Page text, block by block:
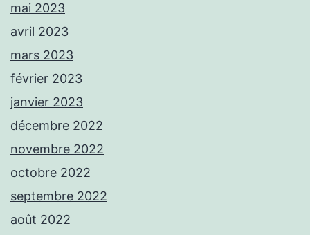
mai 2023
avril 2023
mars 2023
février 2023
janvier 2023
décembre 2022
novembre 2022
octobre 2022
septembre 2022
août 2022